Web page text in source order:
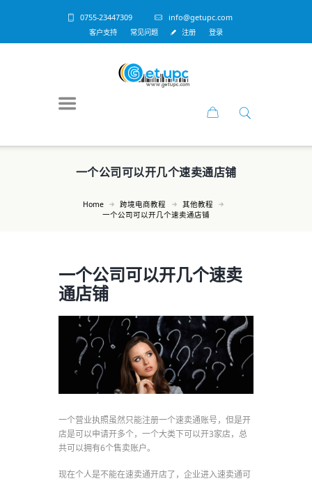
0755-23447309 info@getupc.com
客户支持 常见问题 注册 登录
一个公司可以开几个速卖通店铺
Home 跨境电商教程
其他教程
一个公司可以开几个速卖通店铺
一个公司可以开几个速卖
通店铺
一个营业执照虽然只能注册一个速卖通账号，但是开
店是可以申请开多个，一个大类下可以开3家店，总
共可以拥有6个售卖账户。
现在个人是不能在速卖通开店了，企业进入速卖通可